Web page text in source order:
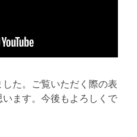
した。ご覧いただく際の表
ます。今後もよろしくで